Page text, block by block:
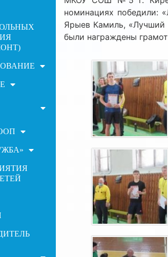
номинациях победили:
Ярыев Камиль, «Лучший
были награждены